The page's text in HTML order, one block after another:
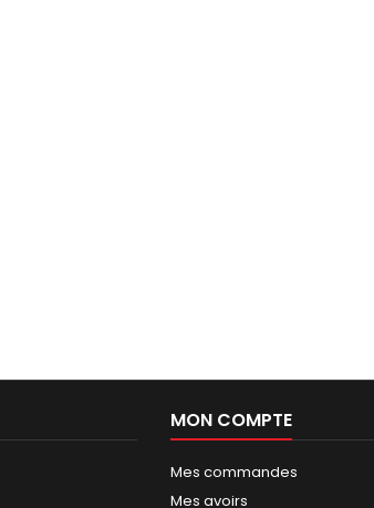
MON COMPTE
Mes commandes
Mes avoirs